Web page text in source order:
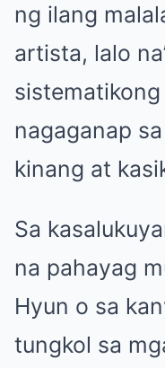
ng ilang
artista, lalo
nagaganap
kinang at
Sa
na pahayag
Hyun o sa
tungkol sa